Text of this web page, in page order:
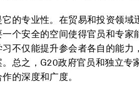
的专业性。在贸易和投资领域
个安全的空间使得官员和专家
不仅能提升参会者各自的能力
总之，G20政府官员和独立专
的深度和广度。